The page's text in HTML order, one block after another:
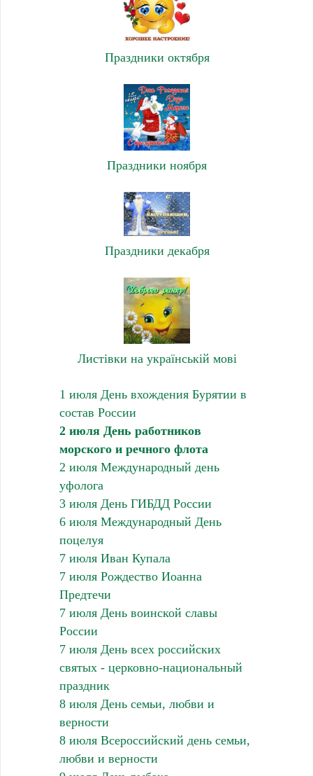
Праздники октября
Праздники ноября
Праздники декабря
Листівки на українській мові
1 июля День вхождения Бурятии в
состав России
2 июля День работников
морского и речного флота
2 июля Международный день
уфолога
3 июля День ГИБДД России
6 июля Международный День
поцелуя
7 июля Иван Купала
7 июля Рождество Иоанна
Предтечи
7 июля День воинской славы
России
7 июля День всех российских
святых - церковно-национальный
праздник
8 июля День семьи, любви и
верности
8 июля Всероссийский день семьи,
любви и верности